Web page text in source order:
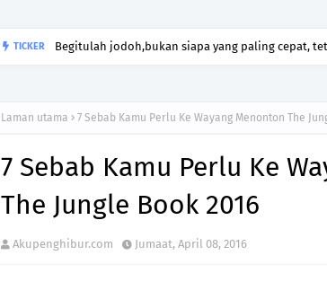
TICKER
Begitulah jodoh,bukan siapa yang paling cepat,
Laman utama 7 Sebab Kamu Perlu Ke Wayang Menonton The
7 Sebab Kamu Perlu Ke
The Jungle Book 2016
Akupenghibur.com Jumaat, April 08, 2016